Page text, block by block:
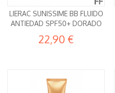
LIERAC SUNISSIME BB FLUIDO
ANTIEDAD SPF50+ DORADO
22,90 €